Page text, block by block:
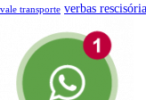
vale transporte verbas